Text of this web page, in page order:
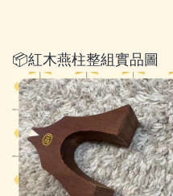
📦紅木燕柱整組實品圖